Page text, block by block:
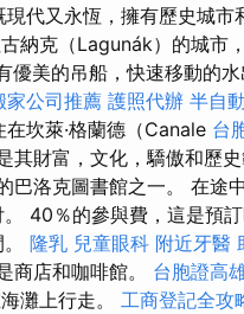
現代又永恆，擁有歷史城
納克（Lagunák）的城市
優美的吊船，快速移動的
家公司推薦 護照代辦 半自
在坎萊·格蘭德（Canale 台
其財富，文化，驕傲和歷
巴洛克圖書館之一。 在途
40％的參與費，這是預
隆乳 兒童眼科 附近牙醫
商店和咖啡館。 台胞證高
灘上行走。 工商登記全攻